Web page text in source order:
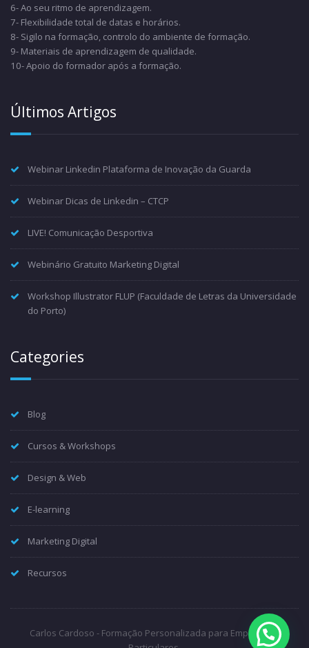
6- Ao seu ritmo de aprendizagem.
7- Flexibilidade total de datas e horários.
8- Sigilo na formação, controlo do ambiente de formação.
9- Materiais de aprendizagem de qualidade.
10- Apoio do formador após a formação.
Últimos Artigos
Webinar Linkedin Plataforma de Inovação da Guarda
Webinar Dicas de Linkedin – CTCP
LIVE! Comunicação Desportiva
Webinário Gratuito Marketing Digital
Workshop Illustrator FLUP (Faculdade de Letras da Universidade
do Porto)
Categories
Blog
Cursos & Workshops
Design & Web
E-learning
Marketing Digital
Recursos
Carlos Cardoso - Formação Personalizada para Empresas e